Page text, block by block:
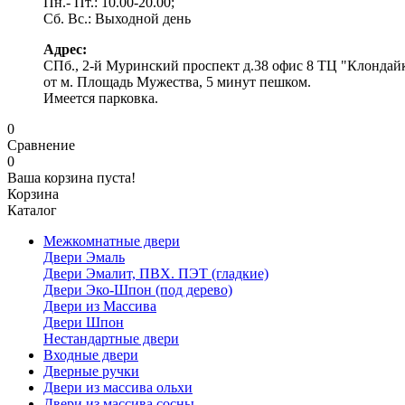
Сб. Вс.: Выходной день
Адрес:
СПб., 2-й Муринский проспект д.38 офис 8 ТЦ
от м. Площадь Мужества, 5 минут пешком.
Имеется парковка.
0
Сравнение
0
Ваша корзина пуста!
Корзина
Каталог
Межкомнатные двери
Двери Эмаль
Двери Эмалит, ПВХ. ПЭТ (гладкие)
Двери Эко-Шпон (под дерево)
Двери из Массива
Двери Шпон
Нестандартные двери
Входные двери
Дверные ручки
Двери из массива ольхи